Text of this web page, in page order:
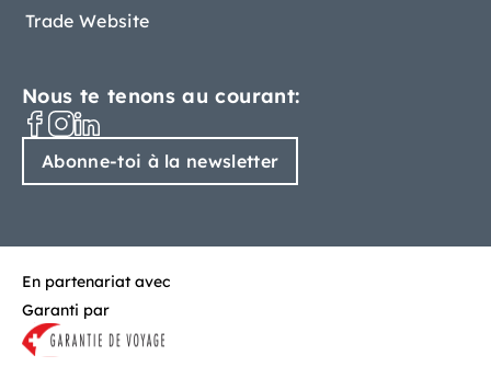
Trade Website
Nous te tenons au courant:
Abonne-toi à la newsletter
En partenariat avec
Garanti par